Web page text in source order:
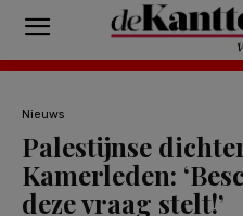
Nieuws
Palestijnse
Kamerleden:
deze vraag stelt!’